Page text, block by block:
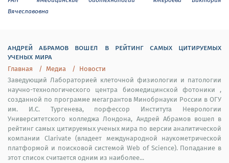
Вячеславовна
андрей абрамов вошел в рейтинг самых цитируемых
ученых мира
Главная Медиа
Новости
Заведующий Лабораторией клеточной физиологии и патологии
научно-технологического центра биомедицинской фотоники ,
созданной по программе мегагрантов Минобрнауки России в ОГУ
им. И.С. Тургенева, порфессор Института Неврологии
Университетского колледжа Лондона, Андрей Абрамов вошел в
рейтинг самых цитируемых ученых мира по версии аналитической
компании Clarivate (владеет международной наукометрической
платформой и поисковой системой Web of Science). Попадание в
этот список считается одним из наиболее...